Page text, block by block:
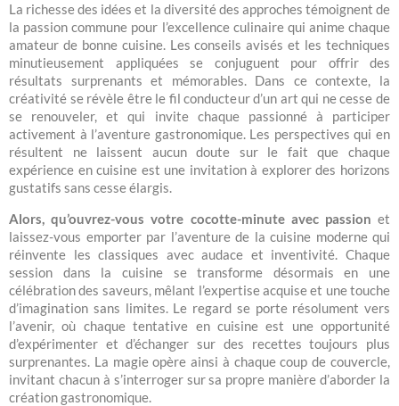
La richesse des idées et la diversité des approches témoignent de
la passion commune pour l’excellence culinaire qui anime chaque
amateur de bonne cuisine. Les conseils avisés et les techniques
minutieusement appliquées se conjuguent pour offrir des
résultats surprenants et mémorables. Dans ce contexte, la
créativité se révèle être le fil conducteur d’un art qui ne cesse de
se renouveler, et qui invite chaque passionné à participer
activement à l’aventure gastronomique. Les perspectives qui en
résultent ne laissent aucun doute sur le fait que chaque
expérience en cuisine est une invitation à explorer des horizons
gustatifs sans cesse élargis.
Alors, qu’ouvrez-vous votre cocotte-minute avec passion et
laissez-vous emporter par l’aventure de la cuisine moderne qui
réinvente les classiques avec audace et inventivité. Chaque
session dans la cuisine se transforme désormais en une
célébration des saveurs, mêlant l’expertise acquise et une touche
d’imagination sans limites. Le regard se porte résolument vers
l’avenir, où chaque tentative en cuisine est une opportunité
d’expérimenter et d’échanger sur des recettes toujours plus
surprenantes. La magie opère ainsi à chaque coup de couvercle,
invitant chacun à s’interroger sur sa propre manière d’aborder la
création gastronomique.